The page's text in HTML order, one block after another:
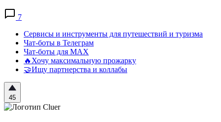
7
Сервисы и инструменты для путешествий и туризма
Чат-боты в Телеграм
Чат-боты для MAX
🔥Хочу максимальную прожарку
🤝Ищу партнерства и коллабы
45